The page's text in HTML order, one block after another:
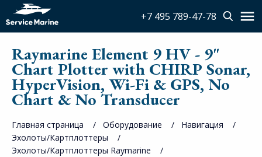
+7 495 789-47-78
Raymarine Element 9 HV - 9"
Chart Plotter with CHIRP Sonar,
HyperVision, Wi-Fi & GPS, No
Chart & No Transducer
Главная страница Оборудование
Навигация
Эхолоты/Картплоттеры
Эхолоты/Картплоттеры Raymarine